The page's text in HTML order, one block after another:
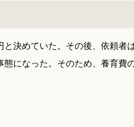
決めていた。その後、依頼者
になった。そのため、養育費